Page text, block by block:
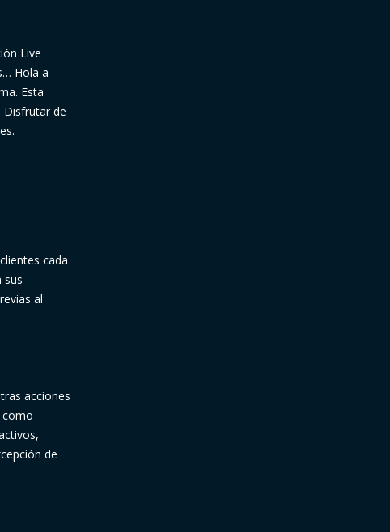
Live
Hola a
Esta
Disfrutar de
cada
sus
al
acciones
como
de